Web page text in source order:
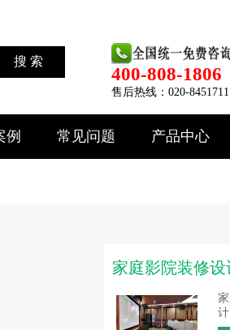
400-808-1806
售后热线：020-
搜 索
例 常见问题 产品中心
家庭影院装修
计